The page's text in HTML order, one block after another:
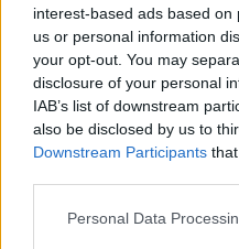
interest-based ads based
us or personal information
your opt-out. You may
disclosure of your personal
IAB’s list of downstream
also be disclosed by us to
Downstream Participants
Please note that this
Personal Data
μέσω της θάλασσας.
https://youtu.be/